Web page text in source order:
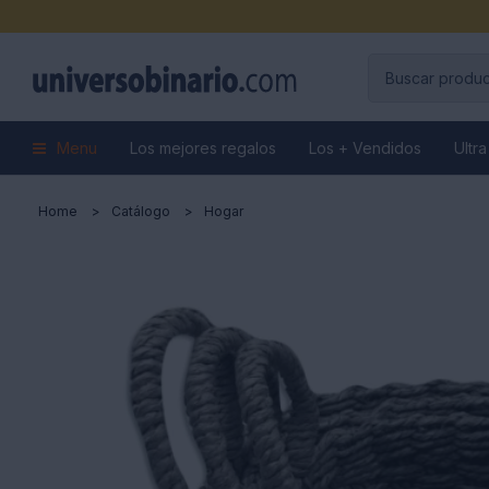
Menu Los mejores regalos Los + Vendidos
Home Catálogo Hogar